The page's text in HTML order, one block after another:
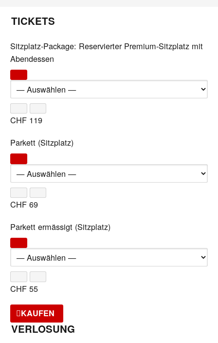
TICKETS
Sitzplatz-Package: Reservierter Premium-Sitzplatz mit
Abendessen
CHF 119
Parkett (Sitzplatz)
CHF 69
Parkett ermässigt (Sitzplatz)
CHF 55
KAUFEN
VERLOSUNG